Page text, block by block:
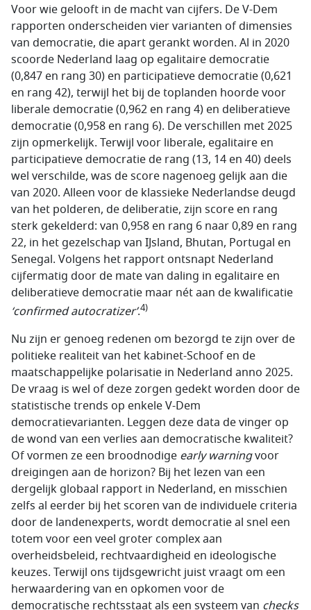
Voor wie gelooft in de macht van cijfers. DeV-Dem
rapporten onderscheiden vier varianten of dimensies
van democratie, die apart gerankt worden. Al in 2020
scoorde Nederland laag op egalitaire democratie
(0,847 en rang 30) en participatieve democratie (0,621
en rang 42), terwijl het bij de toplanden hoorde voor
liberale democratie (0,962 en rang 4) en deliberatieve
democratie (0,958 en rang 6). De verschillen met 2025
zijn opmerkelijk. Terwijl voor liberale, egalitaire en
participatieve democratie de rang (13, 14 en 40) deels
wel verschilde, was de score nagenoeg gelijk aan die
van 2020. Alleen voor de klassieke Nederlandse deugd
van het polderen, de deliberatie, zijn score en rang
sterk gekelderd: van 0,958 en rang 6 naar 0,89 en rang
22, in het gezelschap van IJsland, Bhutan, Portugal en
Senegal. Volgens het rapport ontsnapt Nederland
cijfermatig door de mate van daling in egalitaire en
deliberatieve democratie maar nét aan de kwalificatie
‘confirmed autocratizer’.4)
Nu zijn er genoeg redenen om bezorgd te zijn over de
politieke realiteit van het kabinet-Schoof en de
maatschappelijke polarisatie in Nederland anno 2025.
De vraag is wel of deze zorgen gedekt worden door de
statistische trends op enkeleV-Dem
democratievarianten. Leggen deze data de vinger op
de wond van een verlies aan democratische kwaliteit?
Of vormen ze een broodnodige early warningvoor
dreigingen aan de horizon? Bij het lezen van een
dergelijk globaal rapport in Nederland, en misschien
zelfs al eerder bij het scoren van de individuele criteria
door de landenexperts, wordt democratie al snel een
totem voor een veel groter complex aan
overheidsbeleid, rechtvaardigheid en ideologische
keuzes. Terwijl ons tijdsgewricht juist vraagt om een
herwaardering van en opkomen voor de
democratische rechtsstaat als een systeem van checks